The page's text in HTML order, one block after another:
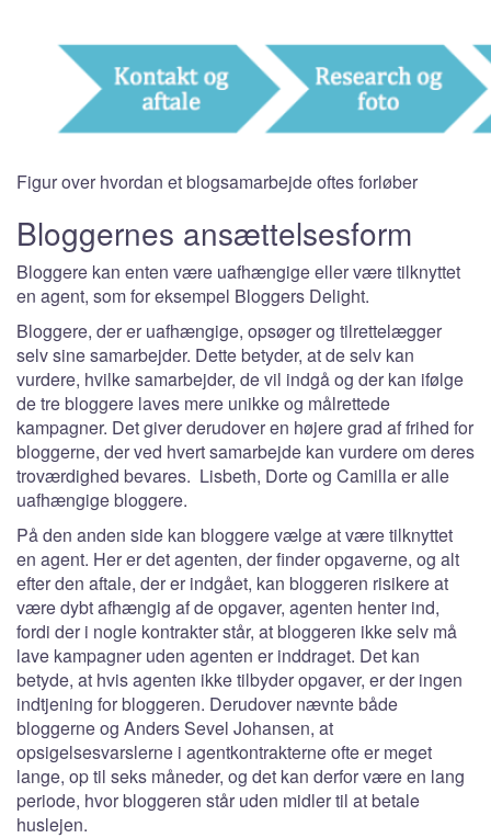
Figur over hvordan et blogsamarbejde oftes forløber
Bloggernes ansættelsesform
Bloggere kan enten være uafhængige eller være tilknyttet
en agent, som for eksempel Bloggers Delight.
Bloggere, der er uafhængige, opsøger og tilrettelægger
selv sine samarbejder. Dette betyder, at de selv kan
vurdere, hvilke samarbejder, de vil indgå og der kan ifølge
de tre bloggere laves mere unikke og målrettede
kampagner. Det giver derudover en højere grad af frihed for
bloggerne, der ved hvert samarbejde kan vurdere om deres
troværdighed bevares. Lisbeth, Dorte og Camilla er alle
uafhængige bloggere.
På den anden side kan bloggere vælge at være tilknyttet
en agent. Her er det agenten, der finder opgaverne, og alt
efter den aftale, der er indgået, kan bloggeren risikere at
være dybt afhængig af de opgaver, agenten henter ind,
fordi der i nogle kontrakter står, at bloggeren ikke selv må
lave kampagner uden agenten er inddraget. Det kan
betyde, at hvis agenten ikke tilbyder opgaver, er der ingen
indtjening for bloggeren. Derudover nævnte både
bloggerne og Anders Sevel Johansen, at
opsigelsesvarslerne i agentkontrakterne ofte er meget
lange, op til seks måneder, og det kan derfor være en lang
periode, hvor bloggeren står uden midler til at betale
huslejen.